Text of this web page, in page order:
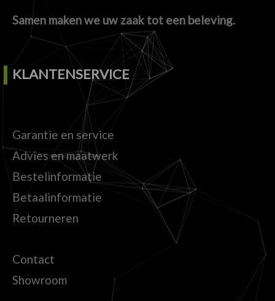
Samen maken we uw zaak tot een beleving.
KLANTENSERVICE
Garantie en service
Advies en maatwerk
Bestelinformatie
Betaalinformatie
Retourneren
Contact
Showroom